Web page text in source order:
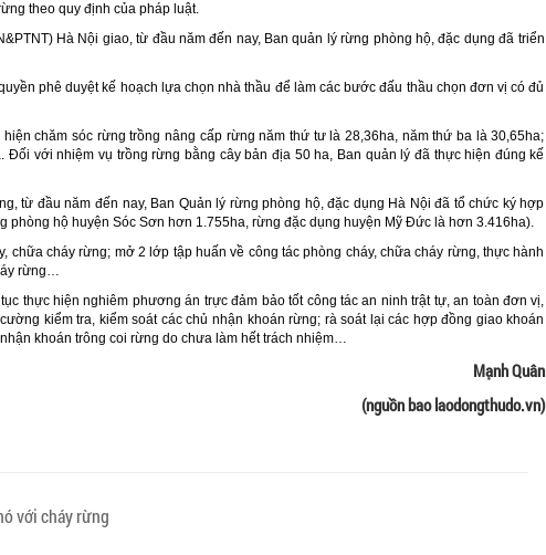
theo quy định của pháp luật.
Hà Nội giao, từ đầu năm đến nay, Ban quản lý rừng phòng hộ, đặc dụng đã triển
phê duyệt kế hoạch lựa chọn nhà thầu để làm các bước đấu thầu chọn đơn vị có đủ
chăm sóc rừng trồng nâng cấp rừng năm thứ tư là 28,36ha, năm thứ ba là 30,65ha;
với nhiệm vụ trồng rừng bằng cây bản địa 50 ha, Ban quản lý đã thực hiện đúng kế
từ đầu năm đến nay, Ban Quản lý rừng phòng hộ, đặc dụng Hà Nội đã tổ chức ký hợp
phòng hộ huyện Sóc Sơn hơn 1.755ha, rừng đặc dụng huyện Mỹ Đức là hơn 3.416ha).
chữa cháy rừng; mở 2 lớp tập huấn về công tác phòng cháy, chữa cháy rừng, thực hành
rừng…
thực hiện nghiêm phương án trực đảm bảo tốt công tác an ninh trật tự, an toàn đơn vị,
kiểm tra, kiểm soát các chủ nhận khoán rừng; rà soát lại các hợp đồng giao khoán
khoán trông coi rừng do chưa làm hết trách nhiệm…
Mạnh Quân
(nguồn bao laodongthudo.vn)
với cháy rừng